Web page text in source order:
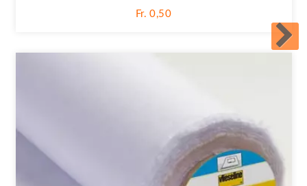
Fr. 0,50